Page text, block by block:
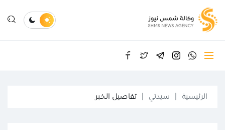
الرئيسية سيدتي تفاصيل الخبر